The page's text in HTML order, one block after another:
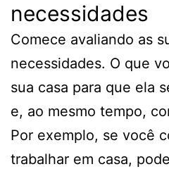
necessidades
Comece avaliando as
necessidades. O que
sua casa para que ela
e, ao mesmo tempo,
Por exemplo, se você
trabalhar em casa,